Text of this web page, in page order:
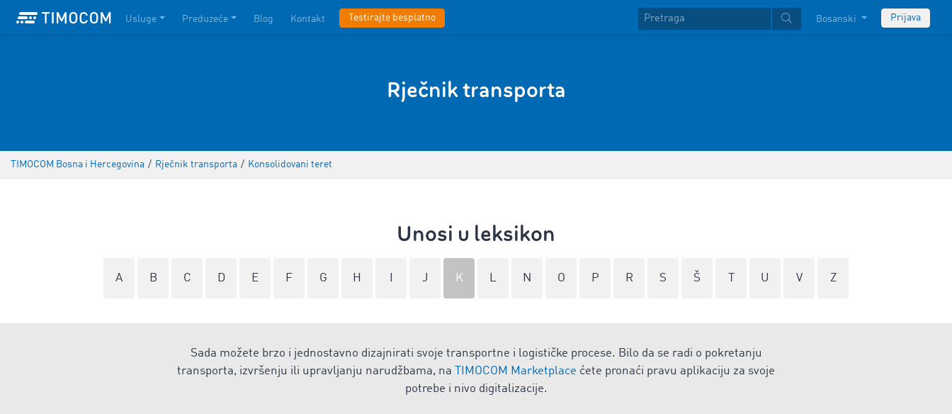
Usluge Preduzeće Blog Kontakt Testirajte besplatno Bosanski Prijava
Rječnik transporta
TIMOCOM Bosna i Hercegovina / Rječnik transporta / Konsolidovani teret
Unosi u leksikon
A B C D E F G H J K L N O P R S Š U V Z
Sada možete brzo i jednostavno dizajnirati svoje transportne i logističke procese. Bilo da se radi o pokretanju
transporta, izvršenju ili upravljanju narudžbama, na
TIMOCOM Marketplace ćete pronaći pravu aplikaciju za svoje
potrebe i nivo digitalizacije.